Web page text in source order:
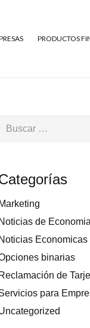
PRODUCTOS
Buscar:
Marketing
Noticias de
Noticias Economicas
binarias
Reclamación de
para